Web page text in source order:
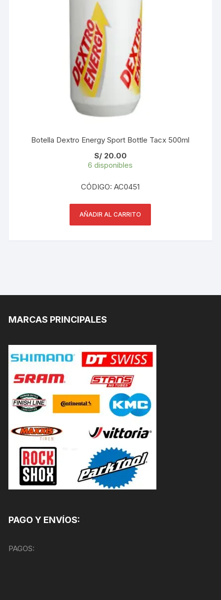
Botella Dextro Energy Sport Bottle Tacx 500ml
S/20.00
6 disponibles
CÓDIGO: AC0451
AÑADIR AL CARRITO
MARCAS PRINCIPALES
PAGO Y ENVÍOS:
PAGOS: